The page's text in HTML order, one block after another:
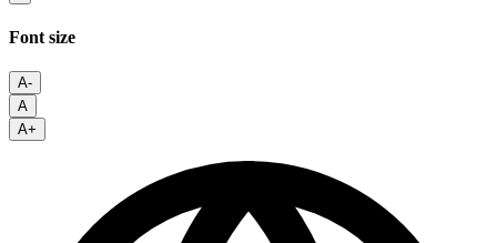
Font size
A-
A
A+